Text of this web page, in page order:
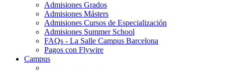
Admisiones Grados
Admisiones Másters
Admisiones Cursos de Especialización
Admisiones Summer School
FAQs - La Salle Campus Barcelona
Pagos con Flywire
Campus